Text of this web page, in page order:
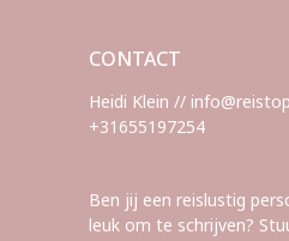
CONTACT
Heidi Klein //
+31655197254
Ben jij een reislustig
leuk om te schrijven?